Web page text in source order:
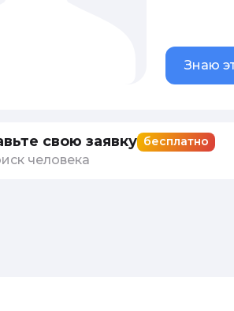
Знаю
свою заявку бесплатно
человека